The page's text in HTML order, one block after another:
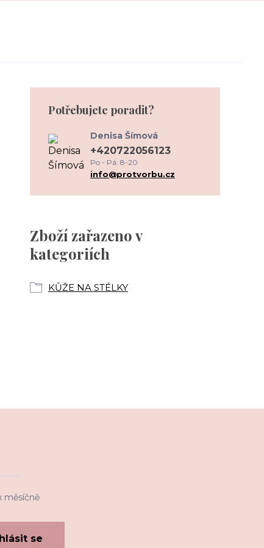
Zboží zařazeno v
kategoriích
KŮŽE NA STÉLKY
Potřebujete poradit?
Denisa Šímová
+420722056123
Po - Pá: 8-20
info@protvorbu.cz
měsíčně
se